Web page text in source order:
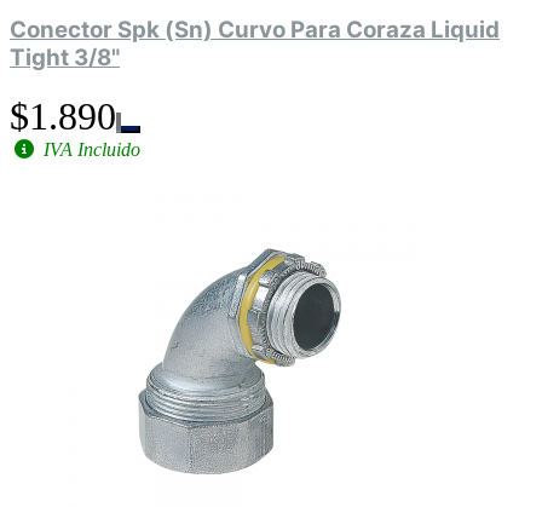
Conector Spk (Sn) Curvo Para Coraza Liquid
Tight 3/8"
$1.890
IVA Incluido